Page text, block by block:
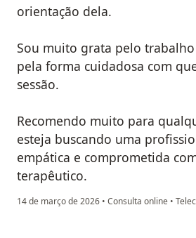
orientação dela.
Sou muito grata pelo
pela forma cuidadosa com
sessão.
Recomendo muito para
esteja buscando uma
empática e comprometida
terapêutico.
14 de março de 2026 • Consulta online •